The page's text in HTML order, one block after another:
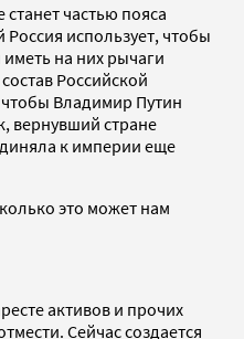
частью пояса
использует, чтобы
на них рычаги
Российской
Владимир Путин
вернувший стране
к империи еще
это может нам
активов и прочих
Сейчас создается